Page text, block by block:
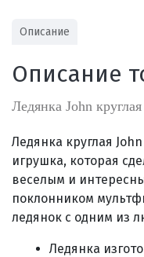
Отправляем во все
службами Пэк, Кит, Луч,
доставка, Почта РФ или
Через СБП при
Екатеринбурга
городов)
Оплата по
Описание
Описание
Ледянка John
Ледянка круглая
игрушка, которая
веселым и
поклонником
ледянок с одним из
Ледянка